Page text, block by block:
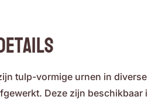
tulp-vormige urnen in
Deze zijn beschikbaar